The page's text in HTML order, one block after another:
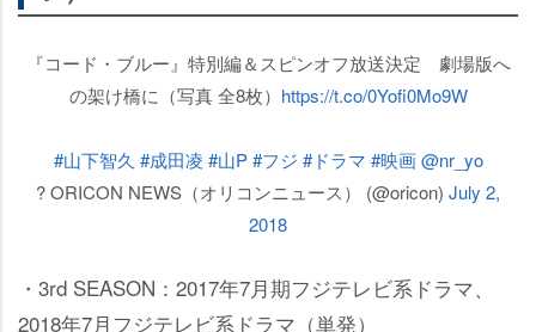
『コード・ブルー』特別編＆スピンオフ放送決定 劇場版へ
の架け橋に（写真 全8枚） https://t.co/0Yofi0Mo9W
#山下智久 #成田凌 #山P #フジ #ドラマ #映画 @nr_yo
? ORICON NEWS（オリコンニュース） (@oricon) July 2,
2018
・3rd SEASON：2017年7月期フジテレビ系ドラマ、
2018年7月フジテレビ系ドラマ（単発）